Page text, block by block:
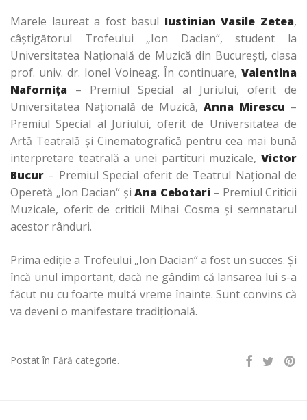
Marele laureat a fost basul Iustinian Vasile Zetea,
câştigătorul Trofeului „Ion Dacian“, student la
Universitatea Naţională de Muzică din Bucureşti, clasa
prof. univ. dr. Ionel Voineag. În continuare, Valentina
Naforniţa – Premiul Special al Juriului, oferit de
Universitatea Naţională de Muzică, Anna Mirescu –
Premiul Special al Juriului, oferit de Universitatea de
Artă Teatrală şi Cinematografică pentru cea mai bună
interpretare teatrală a unei partituri muzicale, Victor
Bucur – Premiul Special oferit de Teatrul Naţional de
Operetă „Ion Dacian“ şi Ana Cebotari– Premiul Criticii
Muzicale, oferit de criticii Mihai Cosma şi semnatarul
acestor rânduri.
Prima ediţie a Trofeului „Ion Dacian“ a fost un succes. Şi
încă unul important, dacă ne gândim că lansarea lui s-a
făcut nu cu foarte multă vreme înainte. Sunt convins că
va deveni o manifestare tradiţională.
Postat în Fără categorie.